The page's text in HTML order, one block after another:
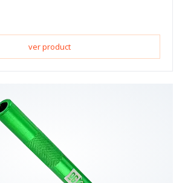
ver product